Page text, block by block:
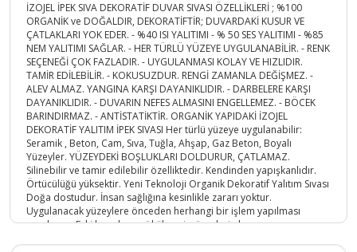
İZOJEL İPEK SIVA DEKORATİF DUVAR SIVASI ÖZELLİKLERİ ; %100
ORGANİK ve DOĞALDIR, DEKORATİFTİR; DUVARDAKİ KUSUR VE
ÇATLAKLARI YOK EDER. - %40 ISI YALITIMI - % 50 SES YALITIMI - %85
NEM YALITIMI SAĞLAR. - HER TÜRLÜ YÜZEYE UYGULANABİLİR. - RENK
SEÇENEĞİ ÇOK FAZLADIR. - UYGULANMASI KOLAY VE HIZLIDIR.
TAMİR EDİLEBİLİR. - KOKUSUZDUR. RENGİ ZAMANLA DEĞİŞMEZ. -
ALEV ALMAZ. YANGINA KARŞI DAYANIKLIDIR. - DARBELERE KARŞI
DAYANIKLIDIR. - DUVARIN NEFES ALMASINI ENGELLEMEZ. - BÖCEK
BARINDIRMAZ. - ANTİSTATİKTİR. ORGANİK YAPIDAKİ İZOJEL
DEKORATİF YALITIM İPEK SIVASI Her türlü yüzeye uygulanabilir:
Seramik , Beton, Cam, Sıva, Tuğla, Ahşap, Gaz Beton, Boyalı
Yüzeyler. YÜZEYDEKİ BOŞLUKLARI DOLDURUR, ÇATLAMAZ.
Silinebilir ve tamir edilebilir özelliktedir. Kendinden yapışkanlıdır.
Örtücülüğü yüksektir. Yeni Teknoloji Organik Dekoratif Yalıtım Sıvası
Doğa dostudur. İnsan sağlığına kesinlikle zararı yoktur.
Uygulanacak yüzeylere önceden herhangi bir işlem yapılması
gerekmez. Eski boyaların sökülmesi, yüzeylerin kazınması, macun